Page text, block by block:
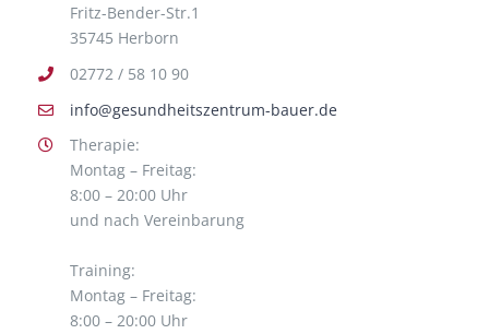
Fritz-Bender-Str.1
35745 Herborn
02772 / 58 10 90
info@gesundheitszentrum-bauer.de
Therapie:
Montag – Freitag:
8:00 – 20:00 Uhr
und nach Vereinbarung
Training:
Montag – Freitag:
8:00 – 20:00 Uhr